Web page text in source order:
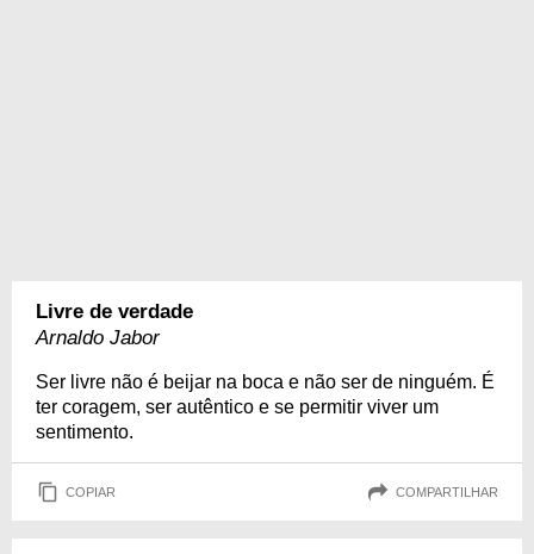
Livre de verdade
Arnaldo Jabor
Ser livre não é beijar na boca e não ser de ninguém. É
ter coragem, ser autêntico e se permitir viver um
sentimento.
COPIAR COMPARTILHAR